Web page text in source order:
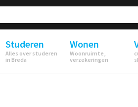
Studeren
Alles over studeren
in Breda
Wonen
Woonruimte,
verzekeringen